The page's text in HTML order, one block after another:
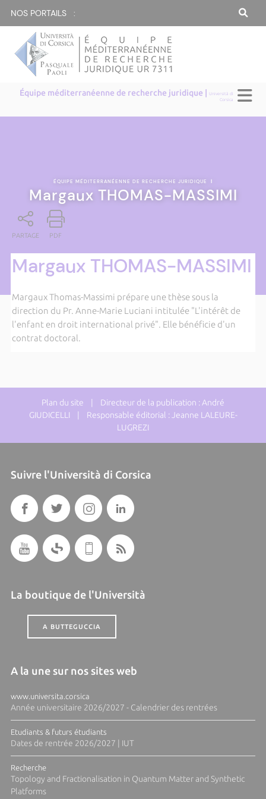
NOS PORTAILS :
Équipe méditerranéenne de recherche juridique |Università di
Corsica
ÉQUIPE MÉDITERRANÉENNE DE RECHERCHE JURIDIQUE |
Margaux THOMAS-MASSIMI
PARTAGE PDF
Margaux THOMAS-MASSIMI
Margaux Thomas-Massimi prépare une thèse sous la
direction du Pr. Anne-Marie Luciani intitulée "L'intérêt de
l'enfant en droit international privé". Elle bénéficie d'un
contrat doctoral.
Plan du site | Directeur de la publication : André
GIUDICELLI | Responsable éditorial : Jeanne LALEURE-
LUGREZI
Suivre l'Università di Corsica
La boutique de l'Università
A BUTTEGUCCIA
A la une sur nos sites web
www.universita.corsica
Année universitaire 2026/2027 - Calendrier des rentrées
Etudiants & futurs étudiants
Dates de rentrée 2026/2027 | IUT
Recherche
Topology and Fractionalisation in Quantum Matter and Synthetic
Platforms